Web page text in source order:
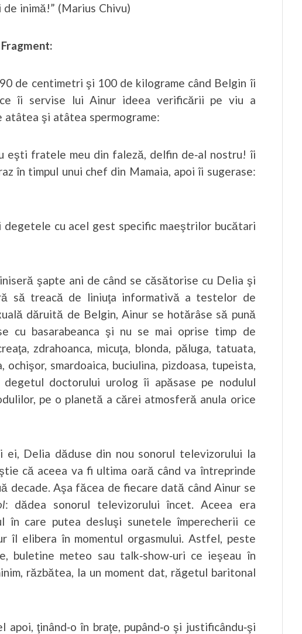
inimă!” (Marius Chivu)
Fragment:
de centimetri şi 100 de kilograme când Belgin îi
îi servise lui Ainur ideea verificării pe viu a
şi atâtea spermograme:
eşti fratele meu din faleză, delfin de‑al nostru! îi
în timpul unui chef din Mamaia, apoi îi sugerase:
degetele cu acel gest specific maeştrilor bucătari
şapte ani de când se căsătorise cu Delia şi
să treacă de liniuţa informativă a testelor de
dăruită de Belgin, Ainur se hotărâse să pună
cu basarabeanca şi nu se mai oprise timp de
zdrahoanca, micuţa, blonda, păluga, tatuata,
ochişor, smardoaica, buciulina, pizdoasa, tupeista,
doctorului urolog îi apăsase pe nodulul
pe o planetă a cărei atmosferă anula orice
ei, Delia dăduse din nou sonorul televizorului la
că aceea va fi ultima oară când va întreprinde
decade. Aşa făcea de fiecare dată când Ainur se
: dădea sonorul televizorului încet. Aceea era
în care putea desluşi sunetele împerecherii ce
îl elibera în momentul orgasmului. Astfel, peste
buletine meteo sau talk‑show‑uri ce ieşeau în
răzbătea, la un moment dat, răgetul baritonal
ţinând‑o în braţe, pupând‑o şi justificându‑şi